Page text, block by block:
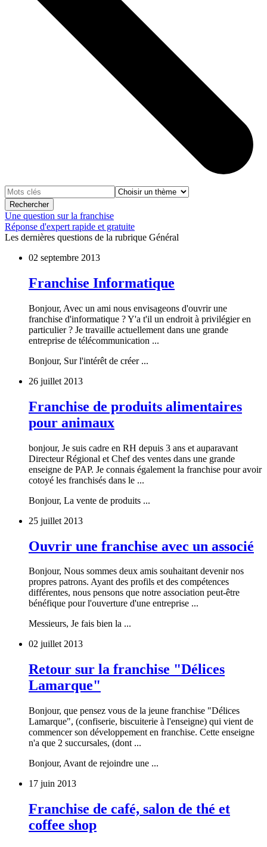
Rechercher
Une question sur la franchise
Réponse d'expert rapide et gratuite
Les dernières questions de la rubrique Général
02 septembre 2013
Franchise Informatique
Bonjour, Avec un ami nous envisageons d'ouvrir une
franchise d'informatique ? Y'a t'il un endroit à privilégier en
particulier ? Je travaille actuellement dans une grande
entreprise de télécommunication ...
Bonjour, Sur l'intérêt de créer ...
26 juillet 2013
Franchise de produits alimentaires
pour animaux
bonjour, Je suis cadre en RH depuis 3 ans et auparavant
Directeur Régional et Chef des ventes dans une grande
enseigne de PAP. Je connais également la franchise pour avoir
cotoyé les franchisés dans le ...
Bonjour, La vente de produits ...
25 juillet 2013
Ouvrir une franchise avec un associé
Bonjour, Nous sommes deux amis souhaitant devenir nos
propres patrons. Ayant des profils et des compétences
différentes, nous pensons que notre association peut-être
bénéfique pour l'ouverture d'une entreprise ...
Messieurs, Je fais bien la ...
02 juillet 2013
Retour sur la franchise "Délices
Lamarque"
Bonjour, que pensez vous de la jeune franchise "Délices
Lamarque", (confiserie, biscuiterie à l'enseigne) qui vient de
commencer son développement en franchise. Cette enseigne
n'a que 2 succursales, (dont ...
Bonjour, Avant de rejoindre une ...
17 juin 2013
Franchise de café, salon de thé et
coffee shop